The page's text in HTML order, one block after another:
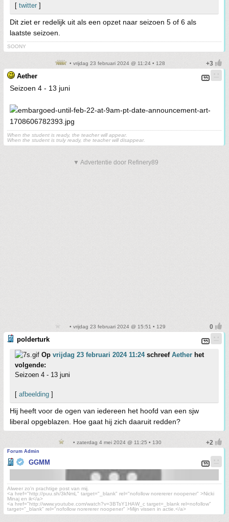
[ twitter ]
Dit ziet er redelijk uit als een opzet naar seizoen 5 of 6 als
laatste seizoen.
SOONY
• vrijdag 23 februari 2024 @ 11:24 • 128
Aether
Seizoen 4 - 13 juni
When the student is ready, the teacher will appear.
When the student is truly ready, the teacher will disappear.
▼ Advertentie door Refinery89
• vrijdag 23 februari 2024 @ 15:51 • 129
polderturk
Op vrijdag 23 februari 2024 11:24schreef Aether het
volgende:
Seizoen 4 - 13 juni
[ afbeelding ]
Hij heeft voor de ogen van iedereen het hoofd van een sjw
liberal opgeblazen. Hoe gaat hij zich daaruit redden?
• zaterdag 4 mei 2024 @ 11:25 • 130
Forum Admin
GGMM
Alweer zo'n prachtige post van mij.
<a href="http://puu.sh/3kNmL" target="_blank" rel="nofollow norererer noopener" >Nicki
Minaj en ik</a>
<a href="http://www.youtube.com/watch?v=3BTsY1HAW_c target=_blank rel=nofollow"
target="_blank" rel="nofollow norererer noopener" >Mijn vissen in actie.</a>